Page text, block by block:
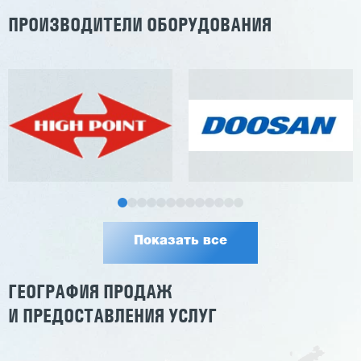
ПРОИЗВОДИТЕЛИ ОБОРУДОВАНИЯ
Показать все
ГЕОГРАФИЯ ПРОДАЖ
И ПРЕДОСТАВЛЕНИЯ УСЛУГ